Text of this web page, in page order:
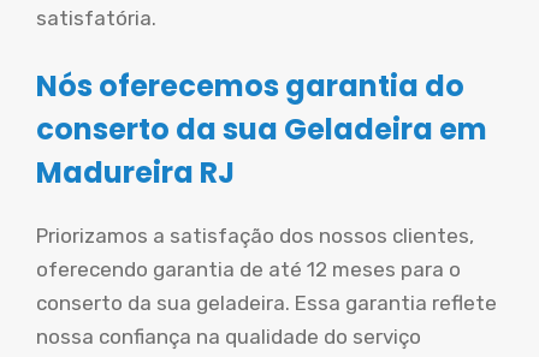
satisfatória.
Nós oferecemos garantia do
conserto da sua Geladeira em
Madureira RJ
Priorizamos a satisfação dos nossos clientes,
oferecendo garantia de até 12 meses para o
conserto da sua geladeira. Essa garantia reflete
nossa confiança na qualidade do serviço